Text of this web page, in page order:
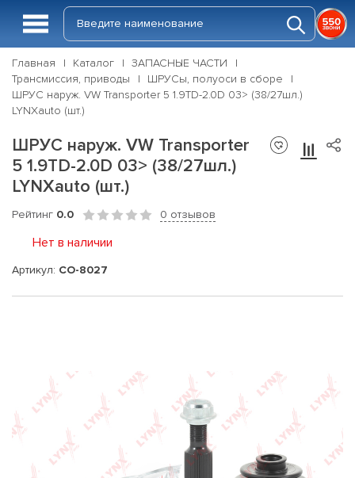
Главная Каталог
ЗАПАСНЫЕ ЧАСТИ
Трансмиссия, приводы
ШРУСы, полуоси в сборе
ШРУС наруж. VW Transporter 5 1.9TD-2.0D 03> (38/27шл.)
LYNXauto (шт.)
ШРУС наруж. VW Transporter
5 1.9TD-2.0D 03> (38/27шл.)
LYNXauto (шт.)
Рейтинг 0.0 0 отзывов
Нет в наличии
Артикул: CO-8027